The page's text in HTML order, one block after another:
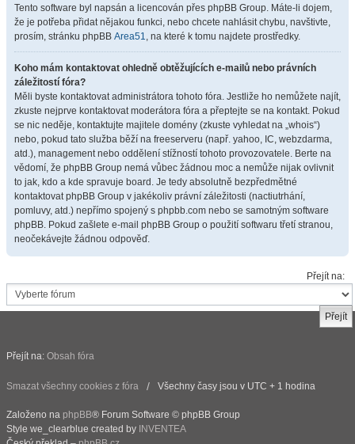
Tento software byl napsán a licencován přes phpBB Group. Máte-li dojem,
že je potřeba přidat nějakou funkci, nebo chcete nahlásit chybu, navštivte,
prosím, stránku phpBB Area51, na které k tomu najdete prostředky.
Koho mám kontaktovat ohledně obtěžujících e-mailů nebo právních
záležitostí fóra?
Měli byste kontaktovat administrátora tohoto fóra. Jestliže ho nemůžete najít,
zkuste nejprve kontaktovat moderátora fóra a přeptejte se na kontakt. Pokud
se nic neděje, kontaktujte majitele domény (zkuste vyhledat na „whois“)
nebo, pokud tato služba běží na freeserveru (např. yahoo, IC, webzdarma,
atd.), management nebo oddělení stížností tohoto provozovatele. Berte na
vědomí, že phpBB Group nemá vůbec žádnou moc a nemůže nijak ovlivnit
to jak, kdo a kde spravuje board. Je tedy absolutně bezpředmětné
kontaktovat phpBB Group v jakékoliv právní záležitosti (nactiutrhání,
pomluvy, atd.) nepřímo spojený s phpbb.com nebo se samotným software
phpBB. Pokud zašlete e-mail phpBB Group o použití softwaru třetí stranou,
neočekávejte žádnou odpověď.
Přejít na:
Přejít na: Obsah fóra
Smazat všechny cookies z fóra Všechny časy jsou v UTC + 1 hodina
Založeno na phpBB® Forum Software © phpBB Group
Style we_clearblue created by INVENTEA